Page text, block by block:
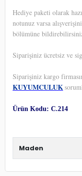
Hediye paketi olarak
notunuz varsa
bölümüne
Siparişiniz ücretsiz ve
Siparişiniz kargo
KUYUMCULUK
Ürün Kodu: C.214
Maden